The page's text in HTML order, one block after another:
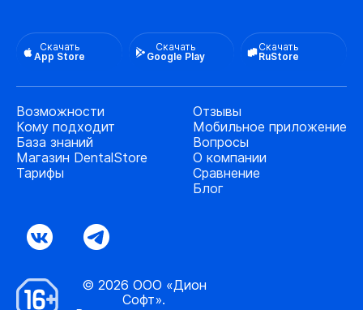
Скачать
App Store
Скачать
Google Play
Скачать
RuStore
Возможности
Кому подходит
База знаний
Магазин DentalStore
Тарифы
Отзывы
Мобильное приложение
Вопросы
О компании
Сравнение
Блог
© 2026 ООО «Дион
Софт».